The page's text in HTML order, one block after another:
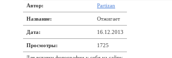
Автор: Partizan
Название: Отжигает
Дата: 16.12.2013
Просмотры: 1725